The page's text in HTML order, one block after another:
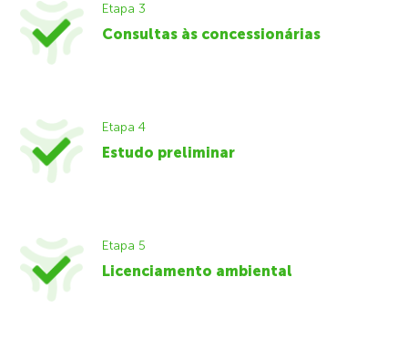
Etapa 3
Consultas às concessionárias
Etapa 4
Estudo preliminar
Etapa 5
Licenciamento ambiental